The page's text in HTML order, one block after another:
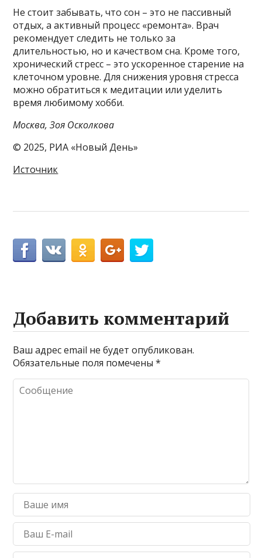
Не стоит забывать, что сон – это не пассивный
отдых, а активный процесс «ремонта». Врач
рекомендует следить не только за
длительностью, но и качеством сна. Кроме того,
хронический стресс – это ускоренное старение на
клеточном уровне. Для снижения уровня стресса
можно обратиться к медитации или уделить
время любимому хобби.
Москва, Зоя Осколкова
© 2025, РИА «Новый День»
Источник
Добавить комментарий
Ваш адрес email не будет опубликован.
Обязательные поля помечены*